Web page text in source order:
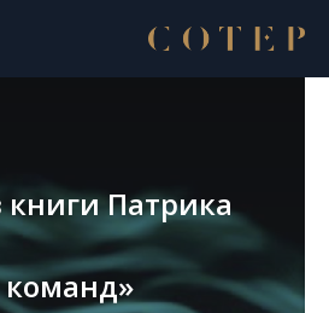
книги Патрика
команд»